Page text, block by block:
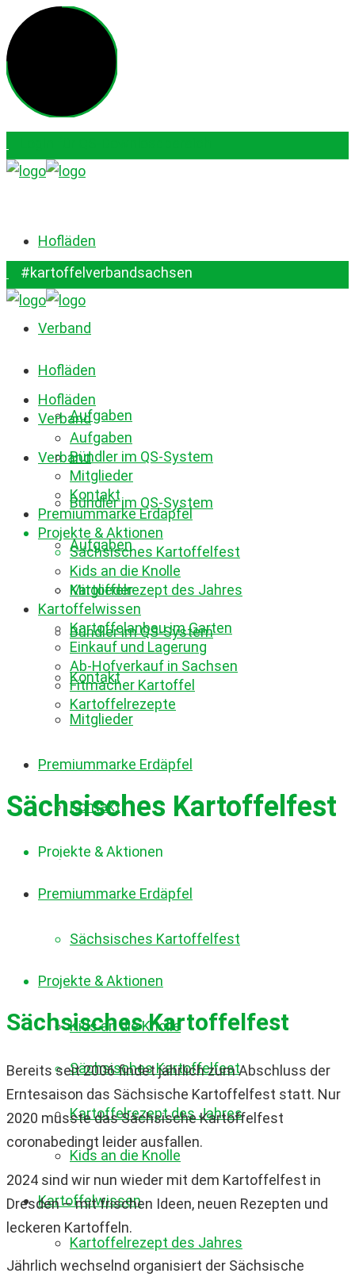
#kartoffelverbandsachsen
Hofläden
Verband
Aufgaben
Bündler im QS-System
Mitglieder
Kontakt
Premiummarke Erdäpfel
Projekte & Aktionen
Sächsisches Kartoffelfest
Kids an die Knolle
Kartoffelrezept des Jahres
Kartoffelwissen
#kartoffelverbandsachsen
Hofläden
Verband
Aufgaben
Bündler im QS-System
Mitglieder
Kontakt
Premiummarke Erdäpfel
Projekte & Aktionen
Sächsisches Kartoffelfest
Kids an die Knolle
Kartoffelrezept des Jahres
Hofläden
Verband
Aufgaben
Bündler im QS-System
Mitglieder
Kontakt
Premiummarke Erdäpfel
Projekte & Aktionen
Sächsisches Kartoffelfest
Kids an die Knolle
Kartoffelrezept des Jahres
Kartoffelwissen
Kartoffelanbau im Garten
Einkauf und Lagerung
Ab-Hofverkauf in Sachsen
Fitmacher Kartoffel
Kartoffelrezepte
Sächsisches Kartoffelfest
Sächsisches Kartoffelfest
Bereits seit 2006 findet jährlich zum Abschluss der
Erntesaison das Sächsische Kartoffelfest statt. Nur
2020 musste das Sächsische Kartoffelfest
coronabedingt leider ausfallen.
2024 sind wir nun wieder mit dem Kartoffelfest in
Dresden – mit frischen Ideen, neuen Rezepten und
leckeren Kartoffeln.
Jährlich wechselnd organisiert der Sächsische